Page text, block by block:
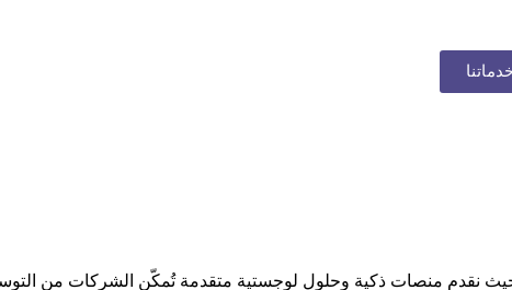
خدماتنا
حيث نقدم منصات ذكية وحلول لوجستية متقدمة تُمكّن الشركات من